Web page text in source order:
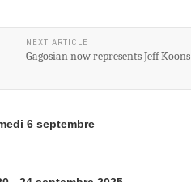
NEXT ARTICLE
Gagosian now represents Jeff Koons
6 septembre